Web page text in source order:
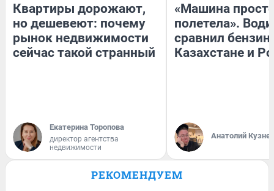
Квартиры дорожают,
но дешевеют: почему
рынок недвижимости
сейчас такой странный
Екатерина Торопова
директор агентства
недвижимости
«Машина
полетела».
сравнил бензин
Казахстане и
Анатолий
РЕКОМЕНДУЕМ